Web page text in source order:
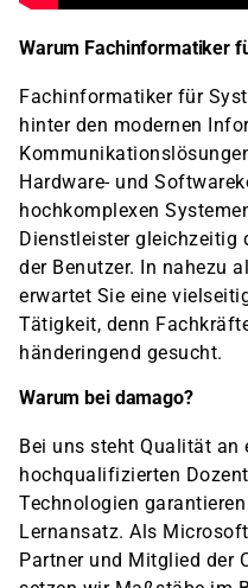
Warum Fachinformatiker
Fachinformatiker für
hinter den modernen
Hardware- und
hochkomplexen
Dienstleister gleichzeitig
der Benutzer. In nahezu
erwartet Sie eine
Tätigkeit, denn
händeringend gesucht.
Warum bei damago?
Bei uns steht Qualität an
hochqualifizierten
Technologien
Lernansatz. Als
Partner und Mitglied der